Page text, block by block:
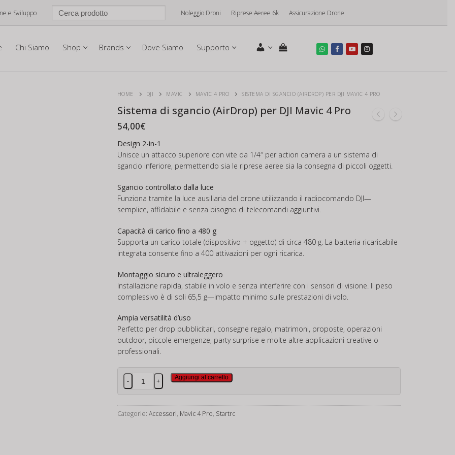
e Sviluppo Noleggio Droni Riprese Aeree 6k Assicurazione Drone
Chi Siamo Shop Brands Dove Siamo Supporto
HOME DJI MAVIC MAVIC 4 PRO SISTEMA DI SGANCIO (AIRDROP) PER DJI MAVIC 4 PRO
Sistema di sgancio (AirDrop) per DJI Mavic 4 Pro
54,00€
Design 2-in-1
Unisce un attacco superiore con vite da 1/4″ per action camera a un sistema di
sgancio inferiore, permettendo sia le riprese aeree sia la consegna di piccoli oggetti.
Sgancio controllato dalla luce
Funziona tramite la luce ausiliaria del drone utilizzando il radiocomando DJI—
semplice, affidabile e senza bisogno di telecomandi aggiuntivi.
Capacità di carico fino a 480 g
Supporta un carico totale (dispositivo + oggetto) di circa 480 g. La batteria ricaricabile
integrata consente fino a 400 attivazioni per ogni ricarica.
Montaggio sicuro e ultraleggero
Installazione rapida, stabile in volo e senza interferire con i sensori di visione. Il peso
complessivo è di soli 65,5 g—impatto minimo sulle prestazioni di volo.
Ampia versatilità d’uso
Perfetto per drop pubblicitari, consegne regalo, matrimoni, proposte, operazioni
outdoor, piccole emergenze, party surprise e molte altre applicazioni creative o
professionali.
Sistema
di
(AirDrop)
- +
Aggiungi al carrello
Categorie: Accessori, Mavic 4 Pro, Startrc